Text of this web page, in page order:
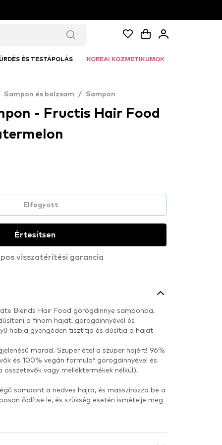
ÉS TESTÁPOLÁS KOREAI KOZMETIKUMOK
Sampon és balzsam / Sampon
- Fructis Hair Food
Elfogyott
Értesítsen
visszatérítési garancia
Blends Hair Food görögdinnye samponba,
a finom hajat, görögdinnyével és
habja gyengéden tisztítja és dúsítja a hajat
marad. Szuper étel a szuper hajért! 96%
és 100% vegán formula* görögdinnyével és
vagy melléktermékek nélkül).
sampont a nedves hajra, és masszírozza be a
öblítse le, és szükség esetén ismételje meg